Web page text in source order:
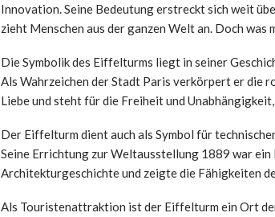
Innovation. Seine Bedeutung erstreckt sich weit
zieht Menschen aus der ganzen Welt an. Doch was
Die Symbolik des Eiffelturms liegt in seiner
Als Wahrzeichen der Stadt Paris verkörpert er die
Liebe und steht für die Freiheit und
Der Eiffelturm dient auch als Symbol für
Seine Errichtung zur Weltausstellung 1889 war
Architekturgeschichte und zeigte die Fähigkeiten
Als Touristenattraktion ist der Eiffelturm ein Ort